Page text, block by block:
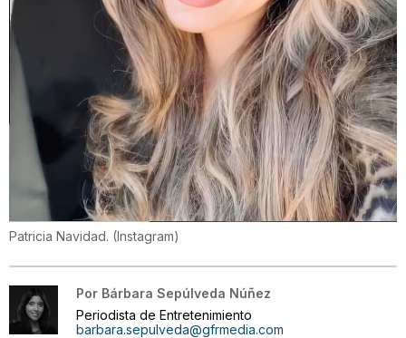
Patricia Navidad. (Instagram)
Por Bárbara Sepúlveda Núñez
Periodista de Entretenimiento
barbara.sepulveda@gfrmedia.com